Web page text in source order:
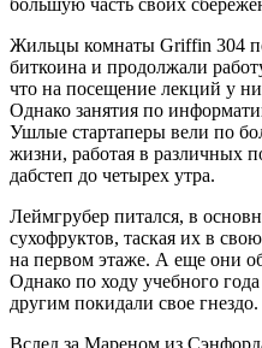
большую часть своих
Жильцы комнаты Griffin 304
биткоина и продолжали
что на посещение лекций у
Однако занятия по
Ушлые стартаперы вели по
жизни, работая в различных
дабстеп до четырех утра.
Леймгрубер питался, в
сухофруктов, таская их в
на первом этаже. А еще они
Однако по ходу учебного
другим покидали свое гнездо.
Вслед за Мареном из